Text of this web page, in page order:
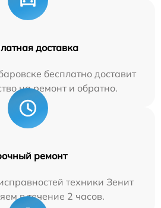
доставка
бесплатно доставит
на ремонт и обратно.
ремонт
техники Зенит
в течение 2 часов.